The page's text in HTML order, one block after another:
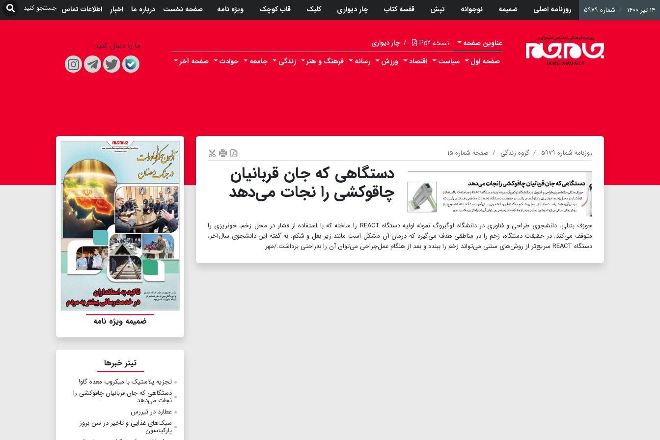
۱۴ تیر ۱۴۰۰ شماره ۵۹۷۹ روزنامه اصلی ضمیمه نوجوانه تپش قفسه کتاب چار دیواری کلیک قاب کوچک ویژه نامه صفحه نخست درباره ما اخبار اطلاعات تماس
عناوین صفحه نسخه Pdf / چار دیواری
صفحه اول سیاست اقتصاد ورزش رسانه فرهنگ و هنر زندگی جامعه حوادث صفحه آخر
ما را دنبال کنید
روزنامه شماره ۵۹۷۹ گروه زندگی صفحه شماره ۱۵
دستگاهی که جان قربانیان
چاقوکشی را نجات می‌دهد
جوزف بنتلی، دانشجوی طراحی و فناوری در دانشگاه لوگبروگ نمونه اولیه دستگاه REACT را ساخته که با استفاده از فشار در محل زخم، خونریزی را
متوقف می‌کند. در حقیقت دستگاه، زخم را در مناطقی هدف می‌گیرد که درمان آن مشکل است مانند زیر بغل و شکم. به گفته این دانشجوی سال‌آخر،
دستگاه REACT سریع‌تر از روش‌های سنتی می‌تواند زخم را ببندد و بعد از هنگام عمل‌جراحی می‌توان آن را به‌راحتی برداشت./مهر
ضمیمه ویژه نامه
تیتر خبرها
تجزیه پلاستیک با میکروب معده گاو!
دستگاهی که جان قربانیان چاقوکشی را
نجات می‌دهد
عطارد در تیررس
سبک‌های غذایی و تاخیر در سن بروز
پارکینسون